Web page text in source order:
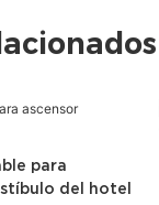
para
del hotel